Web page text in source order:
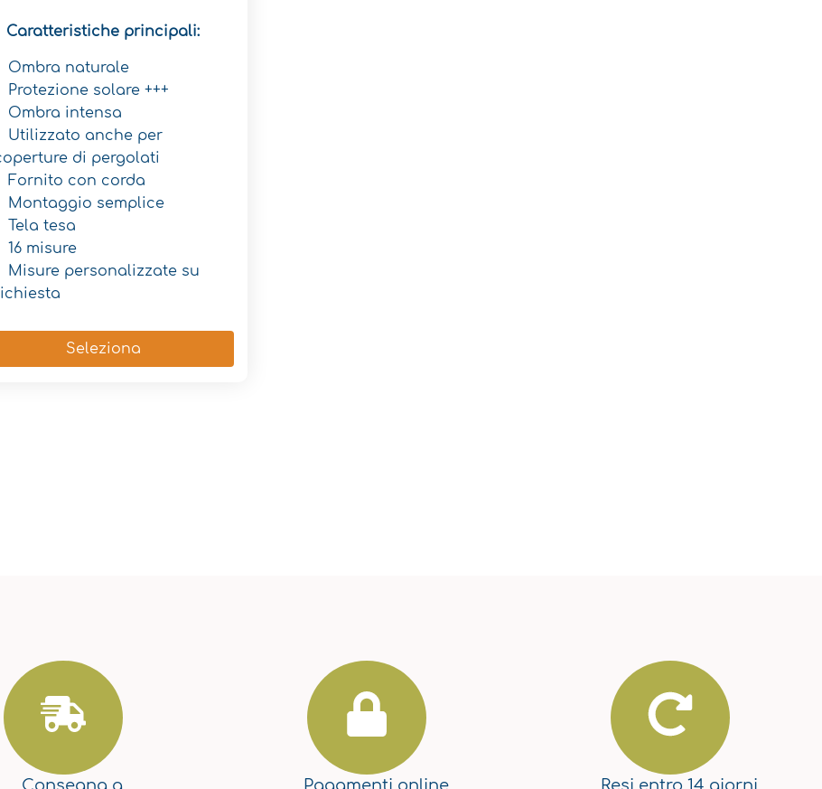
Caratteristiche principali:
Ombra naturale
Protezione solare +++
Ombra intensa
Utilizzato anche per
di pergolati
Fornito con corda
Montaggio semplice
Tela tesa
16 misure
Misure personalizzate su
Seleziona